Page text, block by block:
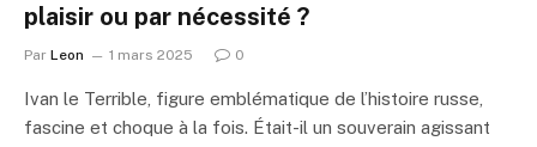
plaisir ou par nécessité ?
Par Leon 1 mars 2025 0
Ivan le Terrible, figure emblématique de l’histoire russe,
fascine et choque à la fois. Était-il un souverain agissant